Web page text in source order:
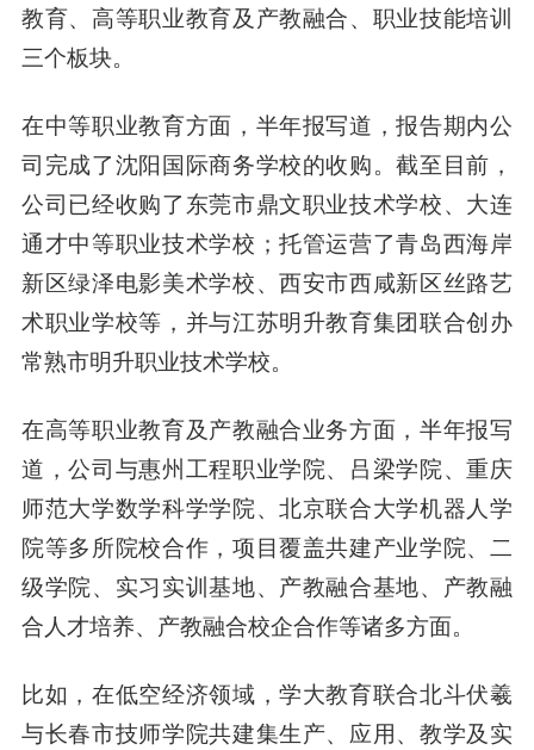
教育、高等职业教育及产教融合、职业技能培训
三个板块。
在中等职业教育方面，半年报写道，报告期内公
司完成了沈阳国际商务学校的收购。截至目前，
公司已经收购了东莞市鼎文职业技术学校、大连
通才中等职业技术学校；托管运营了青岛西海岸
新区绿泽电影美术学校、西安市西咸新区丝路艺
术职业学校等，并与江苏明升教育集团联合创办
常熟市明升职业技术学校。
在高等职业教育及产教融合业务方面，半年报写
道，公司与惠州工程职业学院、吕梁学院、重庆
师范大学数学科学学院、北京联合大学机器人学
院等多所院校合作，项目覆盖共建产业学院、二
级学院、实习实训基地、产教融合基地、产教融
合人才培养、产教融合校企合作等诸多方面。
比如，在低空经济领域，学大教育联合北斗伏羲
与长春市技师学院共建集生产、应用、教学及实